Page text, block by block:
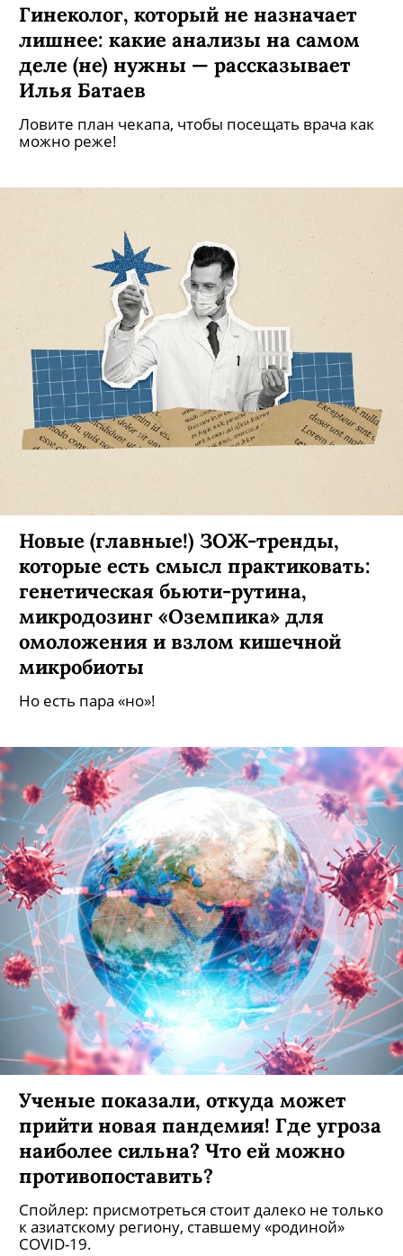
Гинеколог, который не назначает
лишнее: какие анализы на самом
деле (не) нужны — рассказывает
Илья Батаев
Ловите план чекапа, чтобы посещать врача как
можно реже!
Новые (главные!) ЗОЖ-тренды,
которые есть смысл практиковать:
генетическая бьюти-рутина,
микродозинг «Оземпика» для
омоложения и взлом кишечной
микробиоты
Но есть пара «но»!
Ученые показали, откуда может
прийти новая пандемия! Где угроза
наиболее сильна? Что ей можно
противопоставить?
Спойлер: присмотреться стоит далеко не только
к азиатскому региону, ставшему «родиной»
COVID-19.